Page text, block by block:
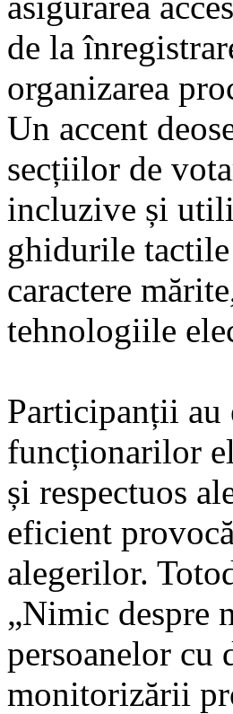
de la
organizarea
Un accent
secțiilor de
incluzive și
ghidurile
caractere
tehnologiile
Participanții
funcționarilor
și respectuos
eficient
alegerilor.
„Nimic despre
persoanelor
monitorizării